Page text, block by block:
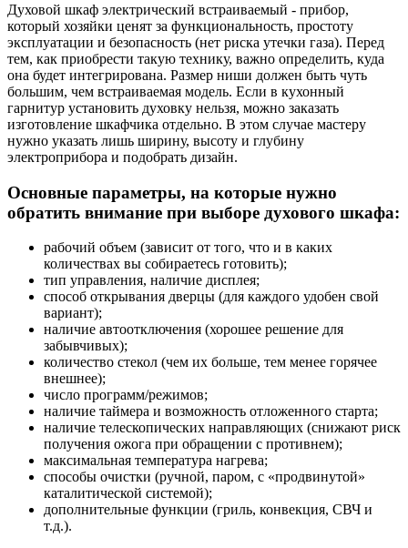
Духовой шкаф электрический встраиваемый - прибор,
который хозяйки ценят за функциональность, простоту
эксплуатации и безопасность (нет риска утечки газа). Перед
тем, как приобрести такую технику, важно определить, куда
она будет интегрирована. Размер ниши должен быть чуть
большим, чем встраиваемая модель. Если в кухонный
гарнитур установить духовку нельзя, можно заказать
изготовление шкафчика отдельно. В этом случае мастеру
нужно указать лишь ширину, высоту и глубину
электроприбора и подобрать дизайн.
Основные параметры, на которые нужно
обратить внимание при выборе духового шкафа:
рабочий объем (зависит от того, что и в каких
количествах вы собираетесь готовить);
тип управления, наличие дисплея;
способ открывания дверцы (для каждого удобен свой
вариант);
наличие автоотключения (хорошее решение для
забывчивых);
количество стекол (чем их больше, тем менее горячее
внешнее);
число программ/режимов;
наличие таймера и возможность отложенного старта;
наличие телескопических направляющих (снижают риск
получения ожога при обращении с противнем);
максимальная температура нагрева;
способы очистки (ручной, паром, с «продвинутой»
каталитической системой);
дополнительные функции (гриль, конвекция, СВЧ и
т.д.).